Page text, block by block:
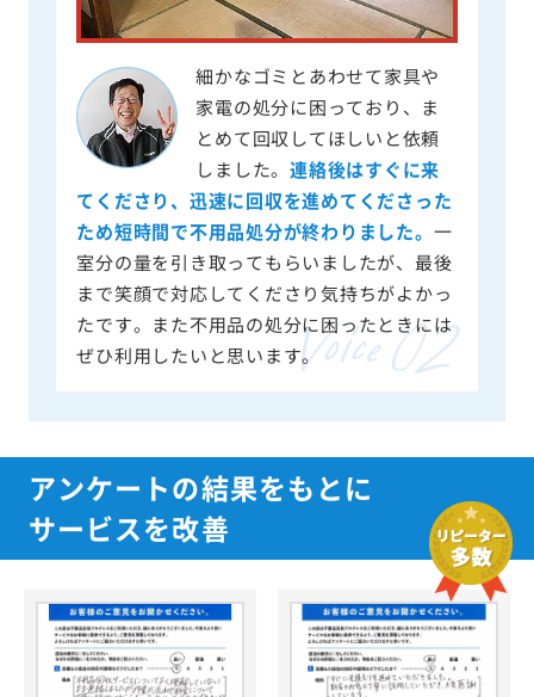
細かなゴミとあわせて家具や
家電の処分に困っており、ま
とめて回収してほしいと依頼
しました。連絡後はすぐに来
てくださり、迅速に回収を進めてくださった
ため短時間で不用品処分が終わりました。 一
室分の量を引き取ってもらいましたが、最後
まで笑顔で対応してくださり気持ちがよかっ
たです。また不用品の処分に困ったときには
ぜひ利用したいと思います。
アンケートの結果をもとに
サービスを改善